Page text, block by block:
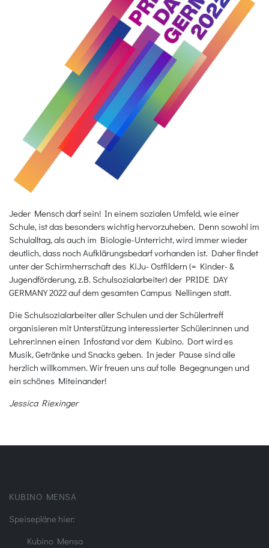
Jeder Mensch darf sein! In einem sozialen Umfeld, wie einer
Schule, ist das besonders wichtig hervorzuheben. Denn sowohl im
Schulalltag, als auch im Biologie-Unterricht, wird immer wieder
deutlich, dass noch Aufklärungsbedarf vorhanden ist. Daher findet
unter der Schirmherrschaft des KiJu- Ostfildern (= Kinder- &
Jugendförderung, z.B. Schulsozialarbeiter) der PRIDE DAY
GERMANY 2022 auf dem gesamten Campus Nellingen statt.
Die Schulsozialarbeiter aller Schulen und der Schülertreff
organisieren mit Unterstützung interessierter Schüler:innen und
Lehrer:innen einen Infostand vor dem Kubino. Dort wird es
Musik, Getränke und Snacks geben. In jeder Pause sind alle
herzlich willkommen. Wir freuen uns auf tolle Begegnungen und
ein schönes Miteinander!
Jessica Riexinger
KUBINO MENSA
Speisepläne hier:
Kubino Mensa